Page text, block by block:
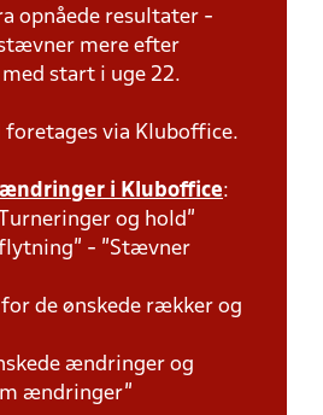
opnåede resultater -
mere efter
start i uge 22.
via Kluboffice.
i Kluboffice:
og hold"
- "Stævner
de ønskede rækker og
ændringer og
ændringer"